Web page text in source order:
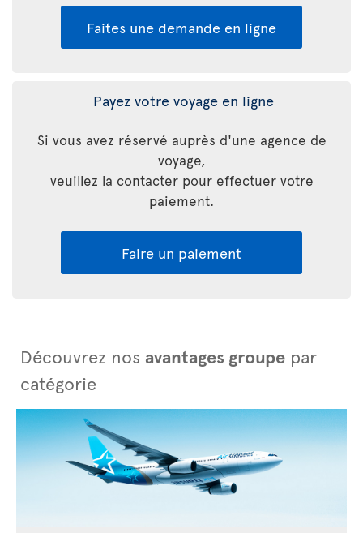
Faites une demande en ligne
Payez votre voyage en ligne
Si vous avez réservé auprès d'une agence de
voyage,
veuillez la contacter pour effectuer votre
paiement.
Faire un paiement
Découvrez nos avantages groupe par
catégorie